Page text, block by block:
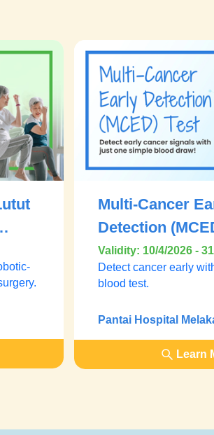
Multi-Cancer
Detection
Validity: 10/4/2026 -
Detect cancer early
blood test.
Pantai Hospital
Learn